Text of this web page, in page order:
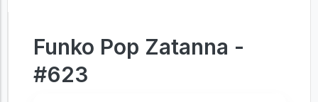
Funko Pop Zatanna -
#623